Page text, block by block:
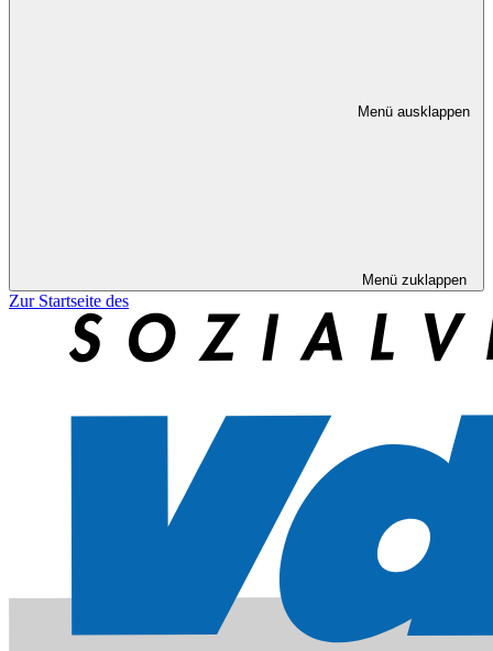
Menü ausklappen
Menü zuklappen
Zur Startseite des